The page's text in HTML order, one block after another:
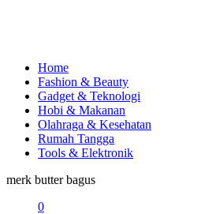
Home
Fashion & Beauty
Gadget & Teknologi
Hobi & Makanan
Olahraga & Kesehatan
Rumah Tangga
Tools & Elektronik
merk butter bagus
0